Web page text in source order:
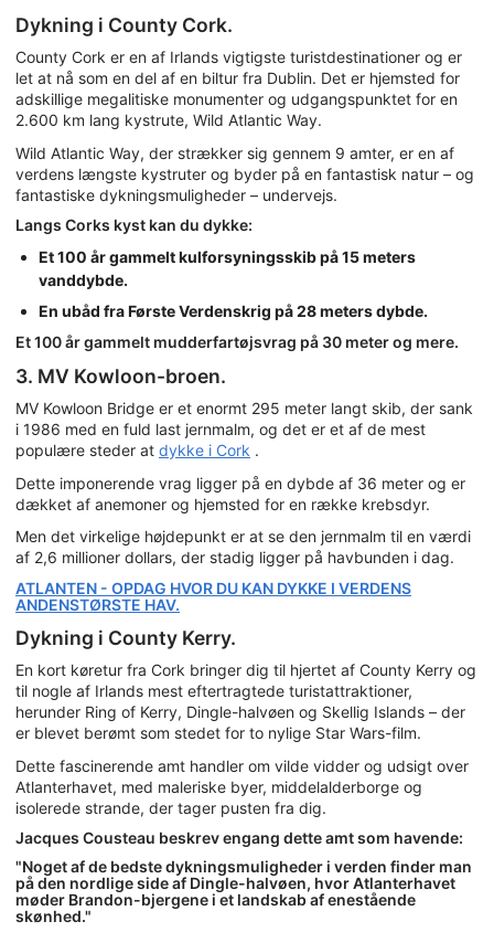
Dykning i County Cork.
County Cork er en af Irlands vigtigste turistdestinationer og er
let at nå som en del af en biltur fra Dublin. Det er hjemsted for
adskillige megalitiske monumenter og udgangspunktet for en
2.600 km lang kystrute, Wild Atlantic Way.
Wild Atlantic Way, der strækker sig gennem 9 amter, er en af
verdens længste kystruter og byder på en fantastisk natur – og
fantastiske dykningsmuligheder – undervejs.
Langs Corks kyst kan du dykke:
Et 100 år gammelt kulforsyningsskib på 15 meters
vanddybde.
En ubåd fra Første Verdenskrig på 28 meters dybde.
Et 100 år gammelt mudderfartøjsvrag på 30 meter og mere.
3. MV Kowloon-broen.
MV Kowloon Bridge er et enormt 295 meter langt skib, der sank
i 1986 med en fuld last jernmalm, og det er et af de mest
populære steder at dykke i Cork .
Dette imponerende vrag ligger på en dybde af 36 meter og er
dækket af anemoner og hjemsted for en række krebsdyr.
Men det virkelige højdepunkt er at se den jernmalm til en værdi
af 2,6 millioner dollars, der stadig ligger på havbunden i dag.
ATLANTEN - OPDAG HVOR DU KAN DYKKE I VERDENS
ANDENSTØRSTE HAV.
Dykning i County Kerry.
En kort køretur fra Cork bringer dig til hjertet af County Kerry og
til nogle af Irlands mest eftertragtede turistattraktioner,
herunder Ring of Kerry, Dingle-halvøen og Skellig Islands – der
er blevet berømt som stedet for to nylige Star Wars-film.
Dette fascinerende amt handler om vilde vidder og udsigt over
Atlanterhavet, med maleriske byer, middelalderborge og
isolerede strande, der tager pusten fra dig.
Jacques Cousteau beskrev engang dette amt som havende:
"Noget af de bedste dykningsmuligheder i verden finder man
på den nordlige side af Dingle-halvøen, hvor Atlanterhavet
møder Brandon-bjergene i et landskab af enestående
skønhed."